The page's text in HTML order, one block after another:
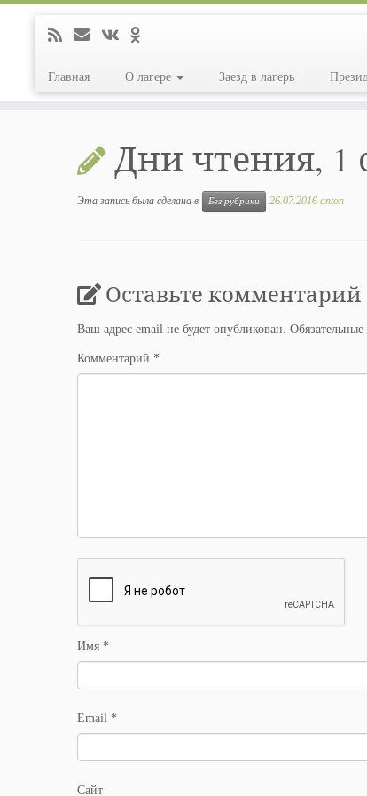
Главная О лагере Заезд в лагерь
Дни чтения, 1
Эта запись была сделана в Без рубрики 26.07.2016 anton
Оставьте комментарий
Ваш адрес email не будет опубликован.
Комментарий *
Имя *
Email *
Сайт